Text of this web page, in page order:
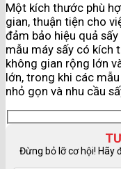
Một kích thước phù
gian, thuận tiện cho
đảm bảo hiệu quả
mẫu máy sấy có kích
không gian rộng lớn
lớn, trong khi các
nhỏ gọn và nhu cầu
Đừng bỏ lỡ cơ hội! Hãy